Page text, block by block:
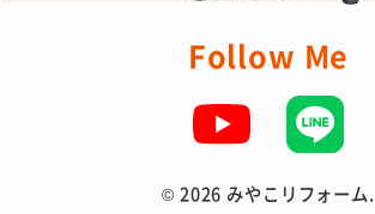
Follow Me
© 2026 みやこリフォーム.